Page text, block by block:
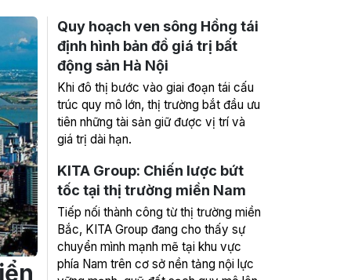
Quy hoạch ven sông Hồng tái
định hình bản đồ giá trị bất
động sản Hà Nội
Khi đô thị bước vào giai đoạn tái cấu
trúc quy mô lớn, thị trường bắt đầu ưu
tiên những tài sản giữ được vị trí và
giá trị dài hạn.
KITA Group: Chiến lược bứt
tốc tại thị trường miền Nam
Tiếp nối thành công từ thị trường miền
Bắc, KITA Group đang cho thấy sự
chuyển mình mạnh mẽ tại khu vực
phía Nam trên cơ sở nền tảng nội lực